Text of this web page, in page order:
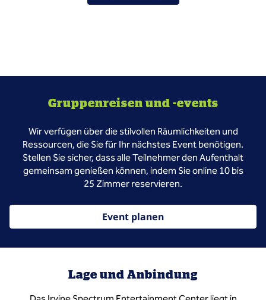
Gruppenreisen und -events
Wir verfügen über die stilvollen Räumlichkeiten und
Ressourcen, die Sie für Ihr nächstes Event benötigen.
Stellen Sie sicher, dass alle Teilnehmer den Aufenthalt
gemeinsam genießen können, indem Sie online 10 bis
25 Zimmer reservieren.
Event planen
Lage und Anbindung